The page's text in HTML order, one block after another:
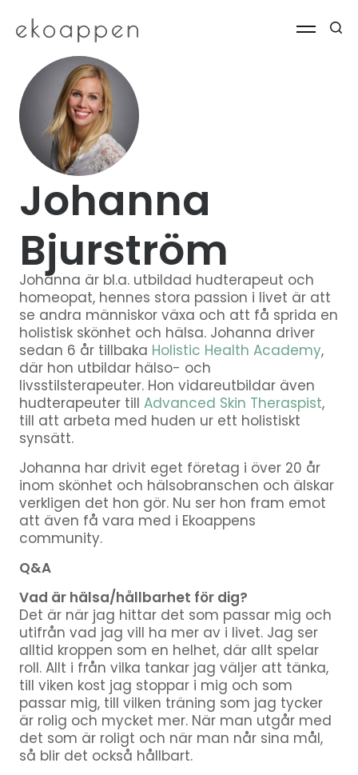
Johanna
Bjurström
Johanna är bl.a. utbildad hudterapeut och
homeopat, hennes stora passion i livet är att
se andra människor växa och att få sprida en
holistisk skönhet och hälsa. Johanna driver
sedan 6 år tillbaka Holistic Health Academy,
där hon utbildar hälso- och
livsstilsterapeuter. Hon vidareutbildar även
hudterapeuter tillAdvanced Skin Theraspist,
till att arbeta med huden ur ett holistiskt
synsätt.
Johanna har drivit eget företag i över 20 år
inom skönhet och hälsobranschen och älskar
verkligen det hon gör. Nu ser hon fram emot
att även få vara med i Ekoappens
community.
Q&A
Vad är hälsa/hållbarhet för dig?
Det är när jag hittar det som passar mig och
utifrån vad jag vill ha mer av i livet. Jag ser
alltid kroppen som en helhet, där allt spelar
roll. Allt i från vilka tankar jag väljer att tänka,
till viken kost jag stoppar i mig och som
passar mig, till vilken träning som jag tycker
är rolig och mycket mer. När man utgår med
det som är roligt och när man når sina mål,
så blir det också hållbart.